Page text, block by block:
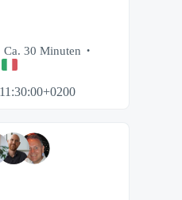
Ca. 30 Minuten